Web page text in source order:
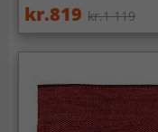
kr.819 kr.1 119